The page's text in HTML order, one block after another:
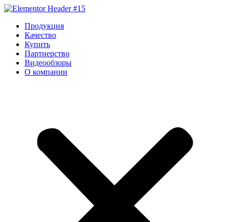
Перейти
содержимому
Продукция
Качество
Купить
Партнерство
Видеообзоры
О компании